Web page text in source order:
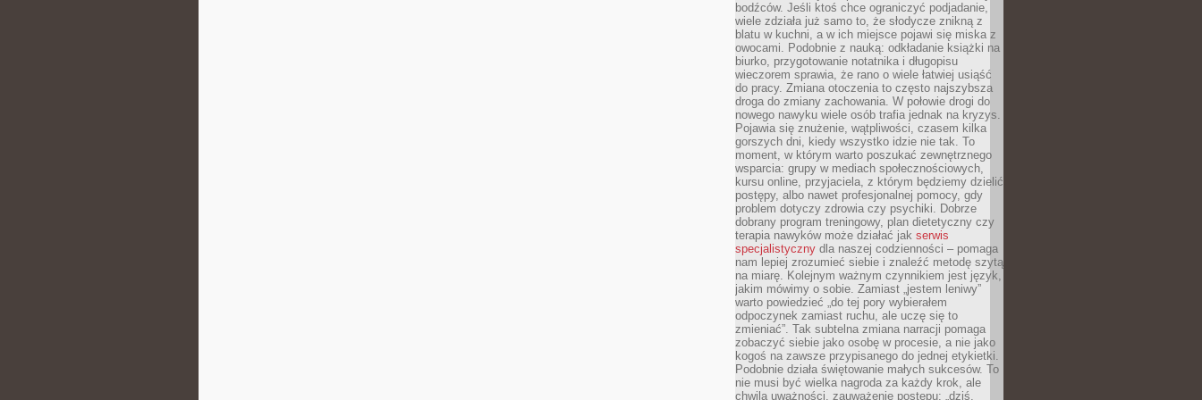
bodźców. Jeśli ktoś chce ograniczyć podjadanie,
wiele zdziała już samo to, że słodycze znikną z
blatu w kuchni, a w ich miejsce pojawi się miska z
owocami. Podobnie z nauką: odkładanie książki na
biurko, przygotowanie notatnika i długopisu
wieczorem sprawia, że rano o wiele łatwiej usiąść
do pracy. Zmiana otoczenia to często najszybsza
droga do zmiany zachowania. W połowie drogi do
nowego nawyku wiele osób trafia jednak na kryzys.
Pojawia się znużenie, wątpliwości, czasem kilka
gorszych dni, kiedy wszystko idzie nie tak. To
moment, w którym warto poszukać zewnętrznego
wsparcia: grupy w mediach społecznościowych,
kursu online, przyjaciela, z którym będziemy dzielić
postępy, albo nawet profesjonalnej pomocy, gdy
problem dotyczy zdrowia czy psychiki. Dobrze
dobrany program treningowy, plan dietetyczny czy
terapia nawyków może działać jak serwis
specjalistyczny dla naszej codzienności – pomaga
nam lepiej zrozumieć siebie i znaleźć metodę szytą
na miarę. Kolejnym ważnym czynnikiem jest język,
jakim mówimy o sobie. Zamiast „jestem leniwy”
warto powiedzieć „do tej pory wybierałem
odpoczynek zamiast ruchu, ale uczę się to
zmieniać”. Tak subtelna zmiana narracji pomaga
zobaczyć siebie jako osobę w procesie, a nie jako
kogoś na zawsze przypisanego do jednej etykietki.
Podobnie działa świętowanie małych sukcesów. To
nie musi być wielka nagroda za każdy krok, ale
chwila uważności, zauważenie postępu: „dziś,